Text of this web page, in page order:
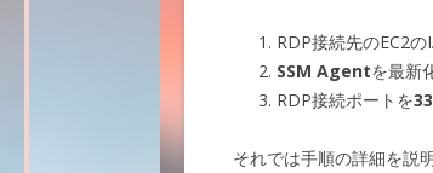
RDP接続先のEC2
SSM Agentを最新
RDP接続ポートを
それでは手順の詳細を説